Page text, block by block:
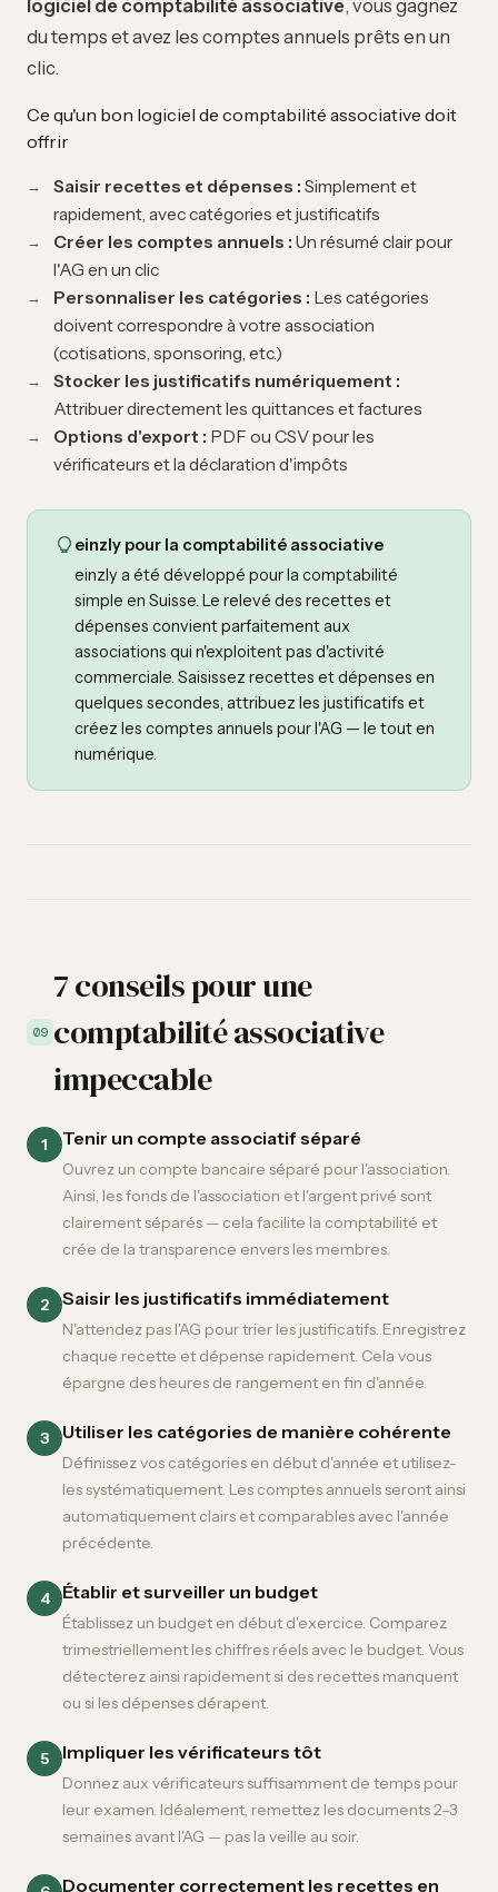
logiciel de comptabilité associative, vous gagnez
du temps et avez les comptes annuels prêts en un
clic.
Ce qu'un bon logiciel de comptabilité associative doit
offrir
Saisir recettes et dépenses : Simplement et
rapidement, avec catégories et justificatifs
Créer les comptes annuels : Un résumé clair pour
l'AG en un clic
Personnaliser les catégories : Les catégories
doivent correspondre à votre association
(cotisations, sponsoring, etc.)
Stocker les justificatifs numériquement :
Attribuer directement les quittances et factures
Options d'export : PDF ou CSV pour les
vérificateurs et la déclaration d'impôts
einzly pour la comptabilité associative
einzly a été développé pour la comptabilité
simple en Suisse. Le relevé des recettes et
dépenses convient parfaitement aux
associations qui n'exploitent pas d'activité
commerciale. Saisissez recettes et dépenses en
quelques secondes, attribuez les justificatifs et
créez les comptes annuels pour l'AG — le tout en
numérique.
09
7 conseils pour une
comptabilité associative
impeccable
1 Tenir un compte associatif séparé
Ouvrez un compte bancaire séparé pour l'association.
Ainsi, les fonds de l'association et l'argent privé sont
clairement séparés — cela facilite la comptabilité et
crée de la transparence envers les membres.
2 Saisir les justificatifs immédiatement
N'attendez pas l'AG pour trier les justificatifs. Enregistrez
chaque recette et dépense rapidement. Cela vous
épargne des heures de rangement en fin d'année.
3 Utiliser les catégories de manière cohérente
Définissez vos catégories en début d'année et utilisez-
les systématiquement. Les comptes annuels seront ainsi
automatiquement clairs et comparables avec l'année
précédente.
4 Établir et surveiller un budget
Établissez un budget en début d'exercice. Comparez
trimestriellement les chiffres réels avec le budget. Vous
détecterez ainsi rapidement si des recettes manquent
ou si les dépenses dérapent.
5 Impliquer les vérificateurs tôt
Donnez aux vérificateurs suffisamment de temps pour
leur examen. Idéalement, remettez les documents 2–3
semaines avant l'AG — pas la veille au soir.
Documenter correctement les recettes en